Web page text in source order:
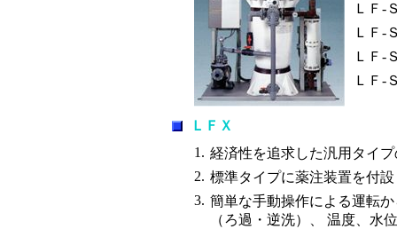
ＬＦ-
ＬＦ-
ＬＦ-
ＬＦ-
ＬＦＸ
1. 経済性を追求した汎用タイ
2. 標準タイプに薬注装置を付
3. 簡単な手動操作による運転
（ろ過・逆洗）、 温度、水